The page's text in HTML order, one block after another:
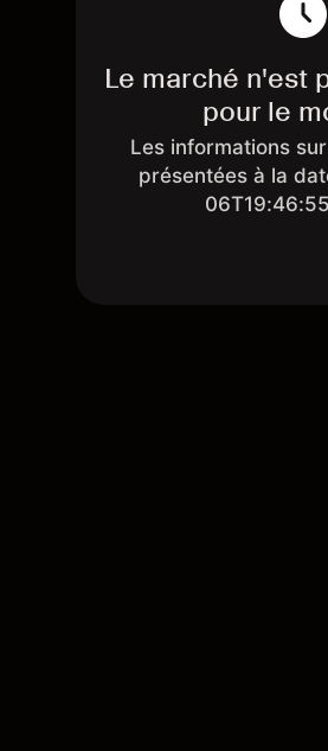
Le marché n'est
pour le
Les informations
présentées à la